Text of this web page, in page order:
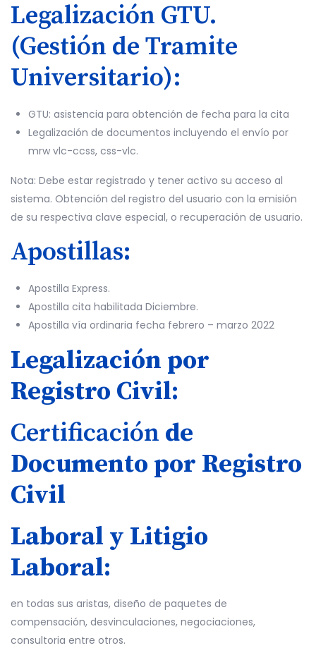
Legalización GTU.
(Gestión de Tramite
Universitario):
GTU: asistencia para obtención de fecha para la cita
Legalización de documentos incluyendo el envío por
mrw vlc-ccss, css-vlc.
Nota: Debe estar registrado y tener activo su acceso al
sistema. Obtención del registro del usuario con la emisión
de su respectiva clave especial, o recuperación de usuario.
Apostillas:
Apostilla Express.
Apostilla cita habilitada Diciembre.
Apostilla vía ordinaria fecha febrero – marzo 2022
Legalización por
Registro Civil:
Certificación de
Documento por Registro
Civil
Laboral y Litigio
Laboral:
en todas sus aristas, diseño de paquetes de
compensación, desvinculaciones, negociaciones,
consultoria entre otros.